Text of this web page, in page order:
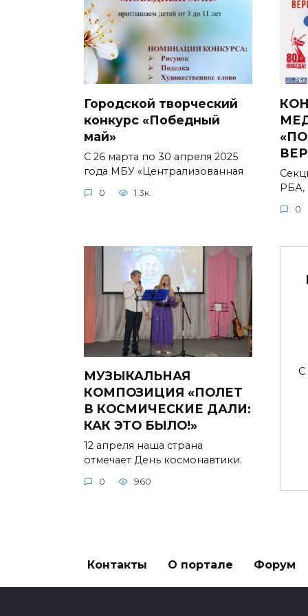
Городской творческий
конкурс «Победный
май»
С 26 марта по 30 апреля 2025
года МБУ «Централизованная
0 1.3к.
РБА,
0
МУЗЫКАЛЬНАЯ
КОМПОЗИЦИЯ «ПОЛЕТ
В КОСМИЧЕСКИЕ ДАЛИ:
КАК ЭТО БЫЛО!»
12 апреля наша страна
отмечает День космонавтики.
0 960
С
Контакты О портале Форум